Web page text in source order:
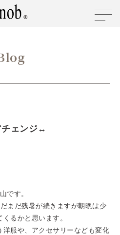
チェンジ↔️
です。
まだ残暑が続きますが朝晩は少
るかと思います。
服や、アクセサリーなども変化